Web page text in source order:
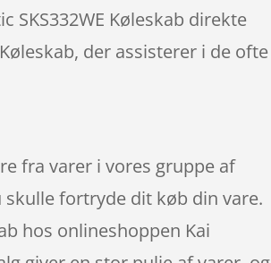
SKS332WE Køleskab direkte
der assisterer i de ofte
fra varer i vores gruppe af
fortryde dit køb din vare.
hos onlineshoppen Kai